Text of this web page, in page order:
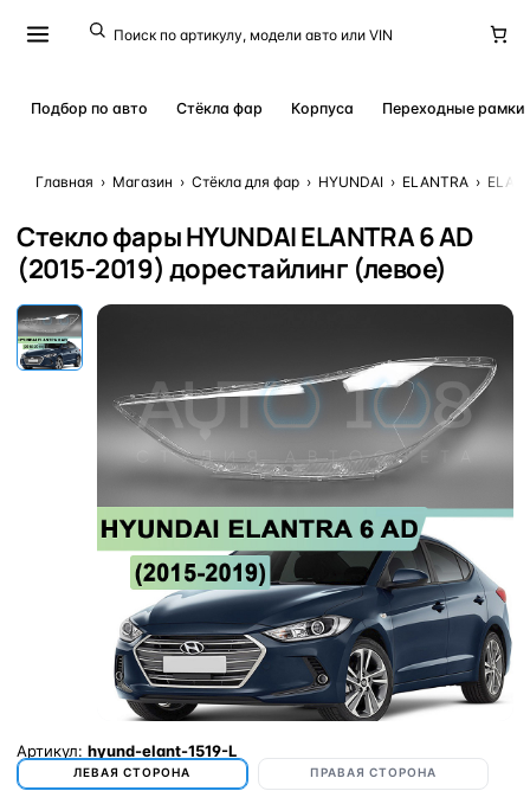
Подбор по авто Стёкла фар Корпуса Переходные рамки
Главная › Магазин › Стёкла для фар › HYUNDAI › ELANTRA ›
Стекло фары HYUNDAI ELANTRA 6 AD
(2015-2019) дорестайлинг (левое)
Артикул: hyund-elant-1519-L
ЛЕВАЯ СТОРОНА ПРАВАЯ СТОРОНА